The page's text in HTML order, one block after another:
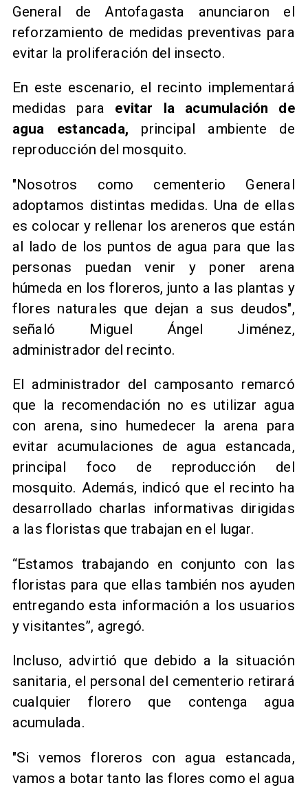
General de Antofagasta anunciaron el
reforzamiento de medidas preventivas para
evitar la proliferación del insecto.
En este escenario, el recinto implementará
medidas para evitar la acumulación de
agua estancada, principal ambiente de
reproducción del mosquito.
"Nosotros como cementerio General
adoptamos distintas medidas. Una de ellas
es colocar y rellenar los areneros que están
al lado de los puntos de agua para que las
personas puedan venir y poner arena
húmeda en los floreros, junto a las plantas y
flores naturales que dejan a sus deudos",
señaló Miguel Ángel Jiménez,
administrador del recinto.
El administrador del camposanto remarcó
que la recomendación no es utilizar agua
con arena, sino humedecer la arena para
evitar acumulaciones de agua estancada,
principal foco de reproducción del
mosquito. Además, indicó que el recinto ha
desarrollado charlas informativas dirigidas
a las floristas que trabajan en el lugar.
“Estamos trabajando en conjunto con las
floristas para que ellas también nos ayuden
entregando esta información a los usuarios
y visitantes”, agregó.
Incluso, advirtió que debido a la situación
sanitaria, el personal del cementerio retirará
cualquier florero que contenga agua
acumulada.
"Si vemos floreros con agua estancada,
vamos a botar tanto las flores como el agua